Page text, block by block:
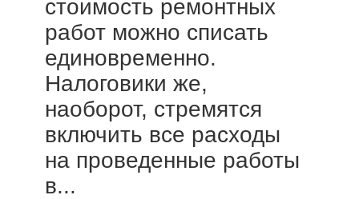
стоимость ремонтных
работ можно списать
единовременно.
Налоговики же,
наоборот, стремятся
включить все расходы
на проведенные работы
в...